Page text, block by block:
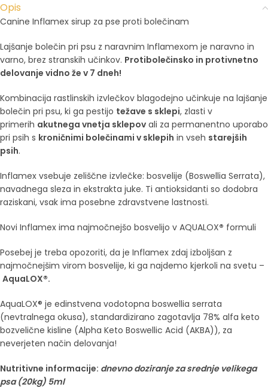
Opis
Canine Inflamex sirup za pse proti bolečinam
Lajšanje bolečin pri psu z naravnim Inflamexom je naravno in
varno, brez stranskih učinkov. Protibolečinsko in protivnetno
delovanje vidno že v 7 dneh!
Kombinacija rastlinskih izvlečkov blagodejno učinkuje na lajšanje
bolečin pri psu, ki ga pestijo težave s sklepi, zlasti v
primerih akutnega vnetja sklepov ali za permanentno uporabo
pri psih s kroničnimi bolečinami v sklepih in vseh starejših
psih.
Inflamex vsebuje zeliščne izvlečke: bosvelije (Boswellia Serrata),
navadnega sleza in ekstrakta juke. Ti antioksidanti so dodobra
raziskani, vsak ima posebne zdravstvene lastnosti.
Novi Inflamex ima najmočnejšo bosvelijo v AQUALOX® formuli
Posebej je treba opozoriti, da je Inflamex zdaj izboljšan z
najmočnejšim virom bosvelije, ki ga najdemo kjerkoli na svetu –
AquaLOX®.
AquaLOX® je edinstvena vodotopna boswellia serrata
(nevtralnega okusa), standardizirano zagotavlja 78% alfa keto
bozvelične kisline (Alpha Keto Boswellic Acid (AKBA)), za
neverjeten način delovanja!
Nutritivne informacije: dnevno doziranje za srednje velikega
psa (20kg) 5ml